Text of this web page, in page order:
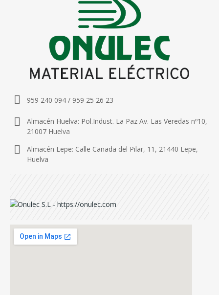
959 240 094 / 959 25 26 23
Almacén Huelva: Pol.Indust. La Paz Av. Las Veredas nº10,
21007 Huelva
Almacén Lepe: Calle Cañada del Pilar, 11, 21440 Lepe,
Huelva